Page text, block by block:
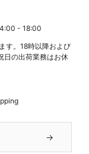
- 18:00
す。18時以降および
日の出荷業務はお休
→